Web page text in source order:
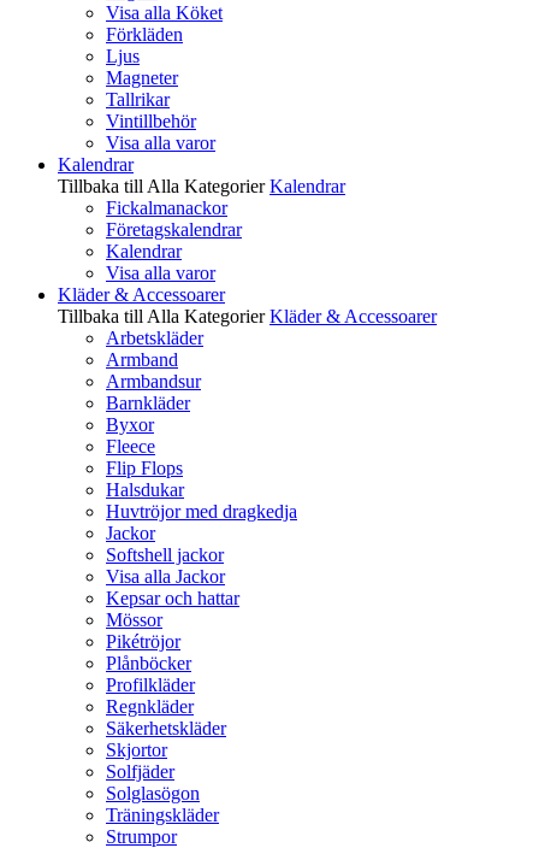
Visa alla Köket
Förkläden
Ljus
Magneter
Tallrikar
Vintillbehör
Visa alla varor
Kalendrar
Tillbaka till Alla Kategorier Kalendrar
Fickalmanackor
Företagskalendrar
Kalendrar
Visa alla varor
Kläder & Accessoarer
Tillbaka till Alla Kategorier Kläder & Accessoarer
Arbetskläder
Armband
Armbandsur
Barnkläder
Byxor
Fleece
Flip Flops
Halsdukar
Huvtröjor med dragkedja
Jackor
Softshell jackor
Visa alla Jackor
Kepsar och hattar
Mössor
Pikétröjor
Plånböcker
Profilkläder
Regnkläder
Säkerhetskläder
Skjortor
Solfjäder
Solglasögon
Träningskläder
Strumpor